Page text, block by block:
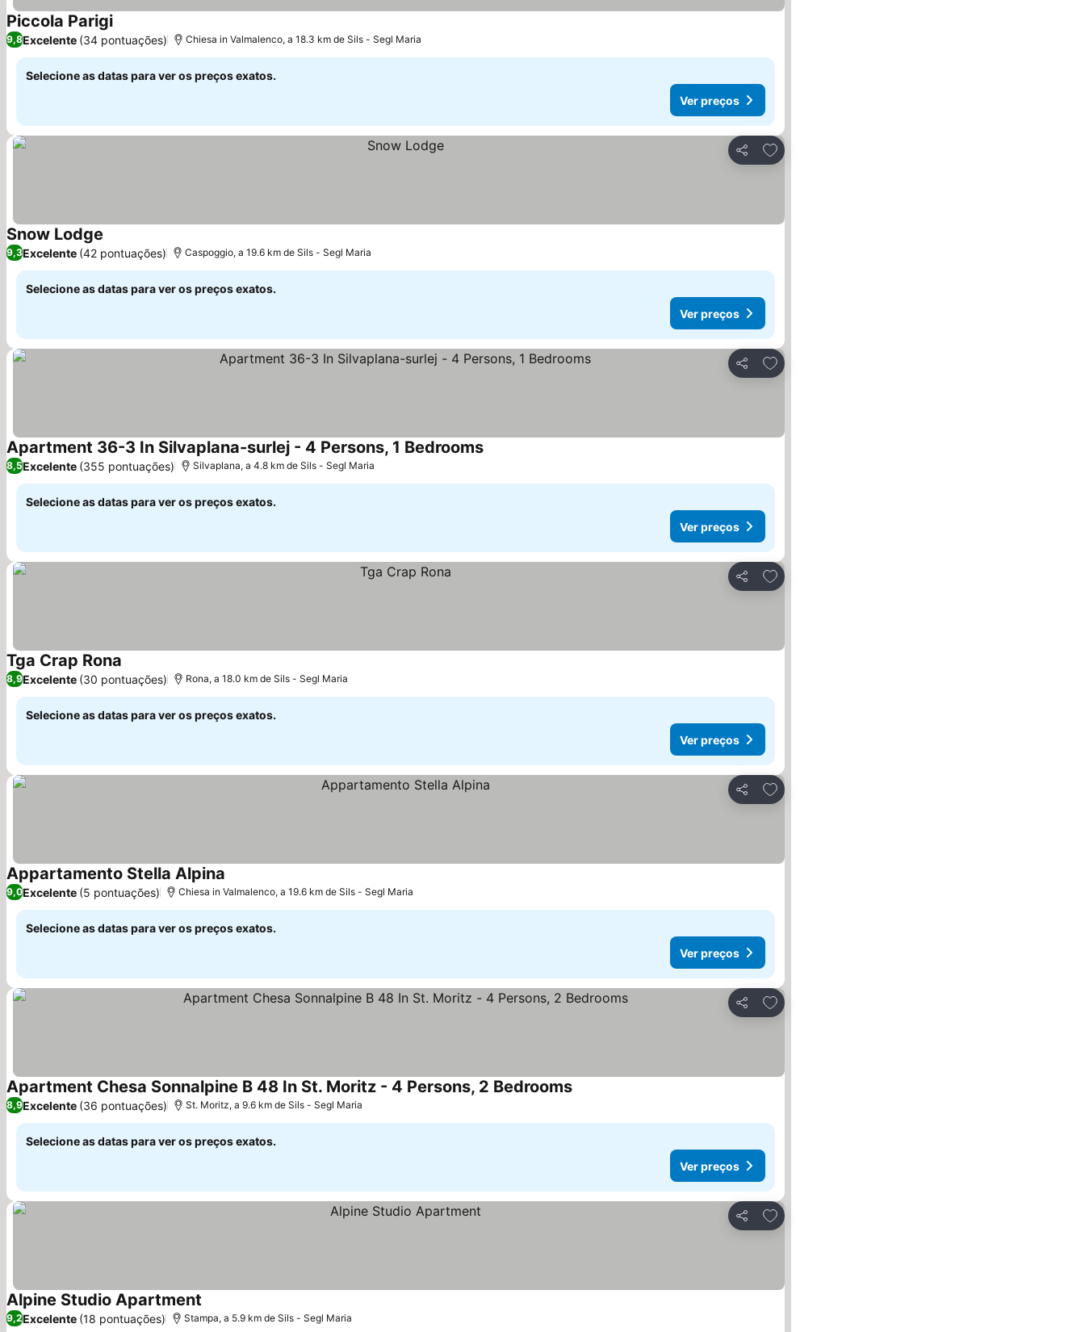
Piccola ParigiVer preços
9,8Excelente (34 pontuações) Chiesa in Valmalenco, a 18.3 km de Sils - Segl Maria
Selecione as datas para ver os preços exatos.
Ver preços
Partilhar
Adicionar aos favoritos
Snow Lodge
9,3Excelente (42 pontuações) Caspoggio, a 19.6 km de Sils - Segl Maria
Selecione as datas para ver os preços exatos.
Ver preços
Partilhar
Adicionar aos favoritos
Apartment 36-3 In Silvaplana-surlej - 4 Persons, 1 BedroomsVer preços
8,5Excelente (355 pontuações) Silvaplana, a 4.8 km de Sils - Segl Maria
Selecione as datas para ver os preços exatos.
Ver preços
Partilhar
Adicionar aos favoritos
Tga Crap Rona Ver preços
8,9Excelente (30 pontuações) Rona, a 18.0 km de Sils - Segl Maria
Selecione as datas para ver os preços exatos.
Ver preços
Partilhar
Adicionar aos favoritos
Appartamento Stella Alpina
9,0Excelente (5 pontuações) Chiesa in Valmalenco, a 19.6 km de Sils - Segl Maria
Selecione as datas para ver os preços exatos.
Ver preços
Partilhar
Adicionar aos favoritos
Apartment Chesa Sonnalpine B 48 In St. Moritz - 4 Persons, 2 BedroomsVer preços
8,9Excelente (36 pontuações) St. Moritz, a 9.6 km de Sils - Segl Maria
Selecione as datas para ver os preços exatos.
Ver preços
Partilhar
Adicionar aos favoritos
Alpine Studio Apartment
9,2Excelente (18 pontuações) Stampa, a 5.9 km de Sils - Segl Maria